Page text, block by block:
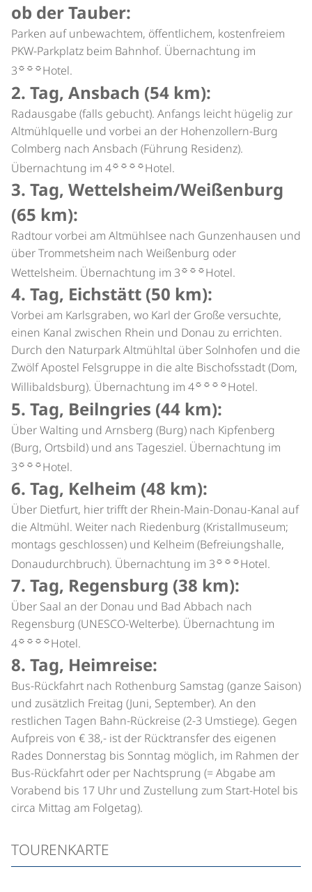
ob der Tauber:
Parken auf unbewachtem, öffentlichem, kostenfreiem
PKW-Parkplatz beim Bahnhof. Übernachtung im
3☼☼☼Hotel.
2. Tag, Ansbach (54 km):
Radausgabe (falls gebucht). Anfangs leicht hügelig zur
Altmühlquelle und vorbei an der Hohenzollern-Burg
Colmberg nach Ansbach (Führung Residenz).
Übernachtung im 4☼☼☼☼Hotel.
3. Tag, Wettelsheim/Weißenburg
(65 km):
Radtour vorbei am Altmühlsee nach Gunzenhausen und
über Trommetsheim nach Weißenburg oder
Wettelsheim. Übernachtung im 3☼☼☼Hotel.
4. Tag, Eichstätt (50 km):
Vorbei am Karlsgraben, wo Karl der Große versuchte,
einen Kanal zwischen Rhein und Donau zu errichten.
Durch den Naturpark Altmühltal über Solnhofen und die
Zwölf Apostel Felsgruppe in die alte Bischofsstadt (Dom,
Willibaldsburg). Übernachtung im 4☼☼☼☼Hotel.
5. Tag, Beilngries (44 km):
Über Walting und Arnsberg (Burg) nach Kipfenberg
(Burg, Ortsbild) und ans Tagesziel. Übernachtung im
3☼☼☼Hotel.
6. Tag, Kelheim (48 km):
Über Dietfurt, hier trifft der Rhein-Main-Donau-Kanal auf
die Altmühl. Weiter nach Riedenburg (Kristallmuseum;
montags geschlossen) und Kelheim (Befreiungshalle,
Donaudurchbruch). Übernachtung im 3☼☼☼Hotel.
7. Tag, Regensburg (38 km):
Über Saal an der Donau und Bad Abbach nach
Regensburg (UNESCO-Welterbe). Übernachtung im
4☼☼☼☼Hotel.
8. Tag, Heimreise:
Bus-Rückfahrt nach Rothenburg Samstag (ganze Saison)
und zusätzlich Freitag (Juni, September). An den
restlichen Tagen Bahn-Rückreise (2-3 Umstiege). Gegen
Aufpreis von € 38,- ist der Rücktransfer des eigenen
Rades Donnerstag bis Sonntag möglich, im Rahmen der
Bus-Rückfahrt oder per Nachtsprung (= Abgabe am
Vorabend bis 17 Uhr und Zustellung zum Start-Hotel bis
circa Mittag am Folgetag).
TOURENKARTE